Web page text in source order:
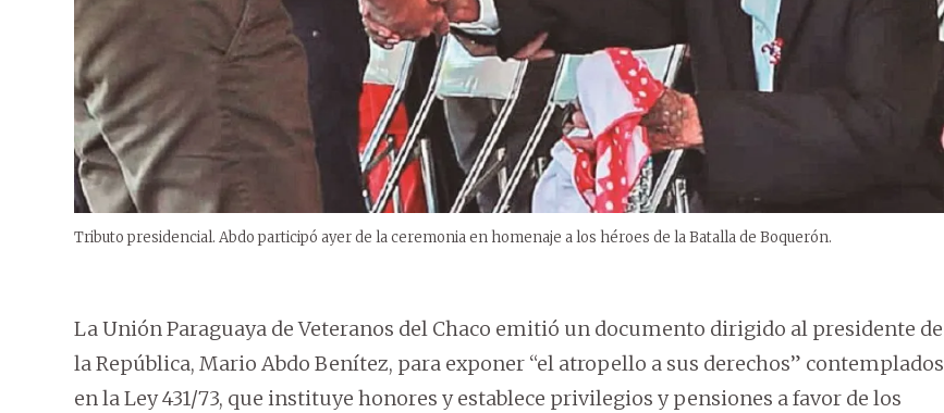
Tributo presidencial. Abdo participó ayer de la ceremonia en homenaje a los héroes de la Batalla de Boquerón.
La Unión Paraguaya de Veteranos del Chaco emitió un documento dirigido al presidente de
la República, Mario Abdo Benítez, para exponer “el atropello a sus derechos” contemplados
en la Ley 431/73, que instituye honores y establece privilegios y pensiones a favor de los